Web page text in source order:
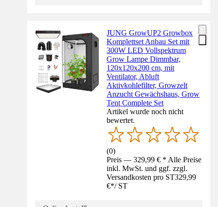
JUNG GrowUP2 Growbox
Komplettset Anbau Set mit
300W LED Vollspektrum
Grow Lampe Dimmbar,
120x120x200 cm, mit
Ventilator, Abluft
Aktivkohlefilter, Growzelt
Anzucht Gewächshaus, Grow
Tent Complete Set
Artikel wurde noch nicht
bewertet.
(0)
Preis — 329,99 € * Alle Preise
inkl. MwSt. und ggf. zzgl.
Versandkosten pro ST329,99
€*/ ST